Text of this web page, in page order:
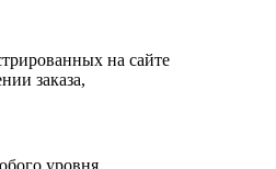
на сайте
заказа,